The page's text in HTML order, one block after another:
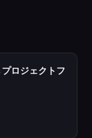
ロジェクトフ